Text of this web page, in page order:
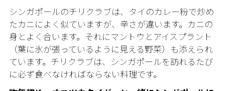
シンガポールのチリクラブは、タイのカレー粉で炒め
たカニによく似ていますが、辛さが違います。カニの
身とよく合います。それにマントウとアイスプラント
（葉に氷が張っているように見える野菜）も添えられ
ています。チリクラブは、シンガポールを訪れるたび
に必ず食べなければならない料理です。